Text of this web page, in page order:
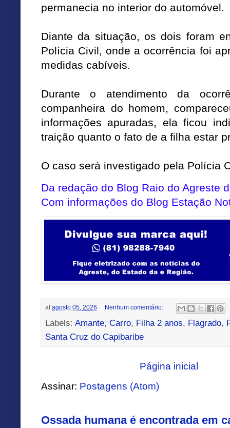
permanecia no interior do automóvel.
Diante da situação, os dois foram
Polícia Civil, onde a ocorrência foi
medidas cabíveis.
Durante o atendimento da
companheira do homem,
informações apuradas, ela ficou
traição quanto o fato de a filha estar
O caso será investigado pela Polícia
Da redação do Blog Raio do Agreste
Com informações do Blog Estação
at agosto 05, 2026 Nenhum comentário:
Labels: Amante, Carro, Filha 2 anos, Flagrado,
Santa Cruz do Capibaribe
Página inicial
Assinar: Postagens (Atom)
Ossada humana é encontrada em